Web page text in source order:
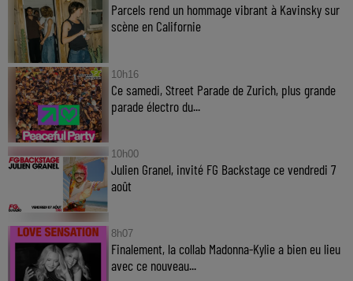
Parcels rend un hommage vibrant à Kavinsky sur
scène en Californie
10h16
Ce samedi, Street Parade de Zurich, plus grande
parade électro du...
10h00
Julien Granel, invité FG Backstage ce vendredi 7
août
8h07
Finalement, la collab Madonna-Kylie a bien eu lieu
avec ce nouveau...